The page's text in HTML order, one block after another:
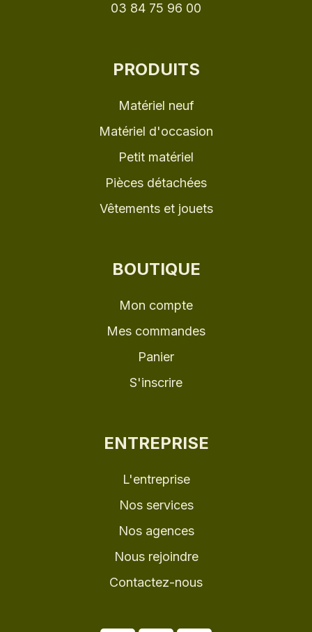
03 84 75 96 00
PRODUITS
Matériel neuf
Matériel d'occasion
Petit matériel
Pièces détachées
Vêtements et jouets
BOUTIQUE
Mon compte
Mes commandes
Panier
S'inscrire
ENTREPRISE
L'entreprise
Nos services
Nos agences
Nous rejoindre
Contactez-nous